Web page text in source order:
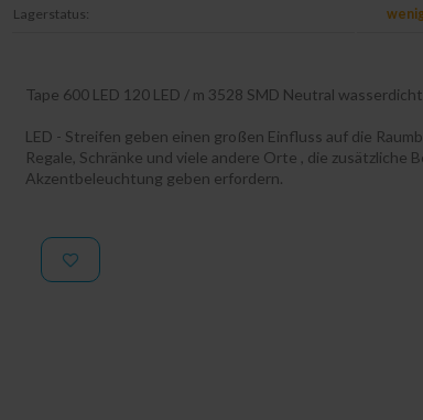
Lagerstatus:
Tape 600 LED 120 LED / m 3528 SMD Neutral
LED - Streifen geben einen großen Einfluss auf die
Regale, Schränke und viele andere Orte , die zusätzliche
Akzentbeleuchtung geben erfordern.